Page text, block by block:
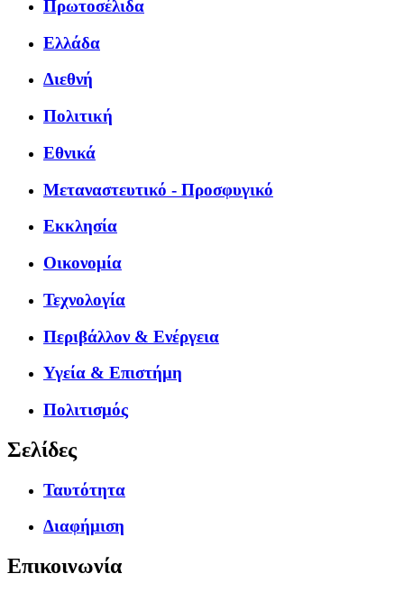
Πρωτοσέλιδα
Ελλάδα
Διεθνή
Πολιτική
Εθνικά
Μεταναστευτικό - Προσφυγικό
Εκκλησία
Οικονομία
Τεχνολογία
Περιβάλλον & Ενέργεια
Υγεία & Επιστήμη
Πολιτισμός
Σελίδες
Ταυτότητα
Διαφήμιση
Επικοινωνία